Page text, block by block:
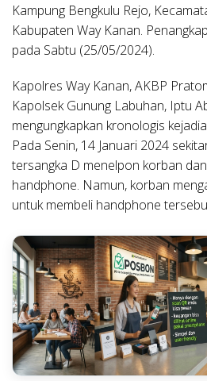
Kampung Bengkulu Rejo,
Kabupaten Way Kanan.
pada Sabtu (25/05/2024).
Kapolres Way Kanan, AKBP
Kapolsek Gunung Labuhan, Iptu
mengungkapkan kronologis
Pada Senin, 14 Januari 2024
tersangka D menelpon korban
handphone. Namun, korban
untuk membeli handphone